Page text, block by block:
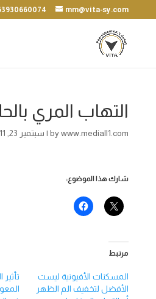
mm@vita-sy.com
التهاب المري
bywww.mediall1.com
| سبتمبر 23, 2011
شارك هذا الموضوع:
مرتبط
المسكنات الأفيونية ليست
الأفضل لتخفيف الم الظهر
تأثیر